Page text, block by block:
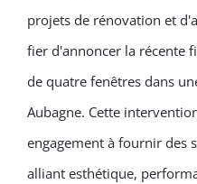
EB-
Fenêtres
projets de rénovation et
fier d'annoncer la récente
de quatre fenêtres dans
Aubagne. Cette
engagement à fournir des
alliant esthétique,